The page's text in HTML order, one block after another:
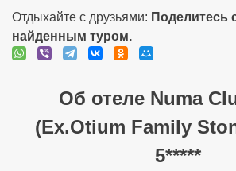
Отдыхайте с друзьями: Поделитесь
найденным туром.
Об отеле Numa
(Ex.Otium Family
5*****